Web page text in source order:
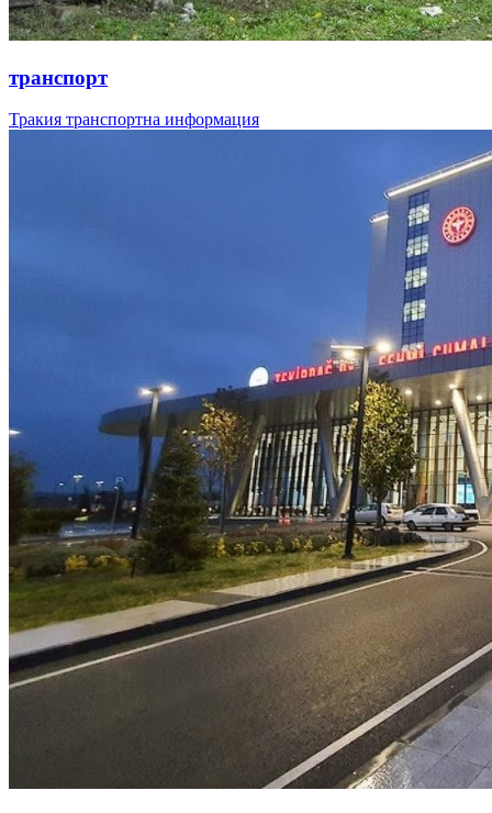
транспорт
Тракия транспортна информация